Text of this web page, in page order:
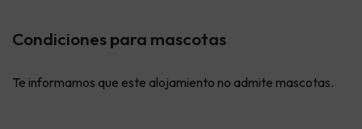
Condiciones para mascotas
Te informamos que este alojamiento no admite mascotas.